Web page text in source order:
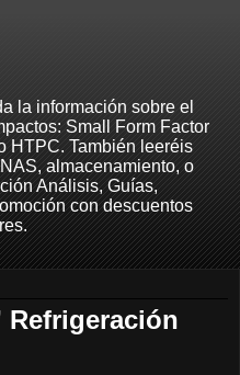
la información sobre el
Small Form Factor
HTPC. También leeréis
almacenamiento, o
Análisis, Guías,
con descuentos
Refrigeración